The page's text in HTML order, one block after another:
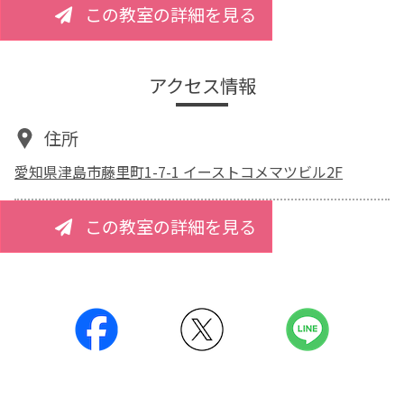
この教室の詳細を見る
アクセス情報
住所
愛知県津島市藤里町1-7-1 イーストコメマツビル2F
この教室の詳細を見る